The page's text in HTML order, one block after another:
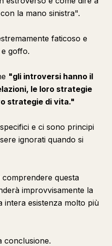
la mano sinistra".
faticoso e
goffo.
"gli introversi hanno il
le loro strategie
strategie di vita."
e ci sono principi
ignorati quando si
questa
improvvisamente la
intera esistenza molto più
conclusione.